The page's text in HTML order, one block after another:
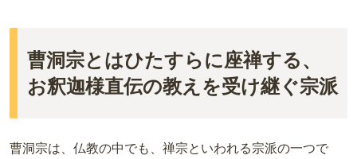
曹洞宗とはひたすらに座禅する、
お釈迦様直伝の教えを受け継ぐ宗派
曹洞宗は、仏教の中でも、禅宗といわれる宗派の一つで